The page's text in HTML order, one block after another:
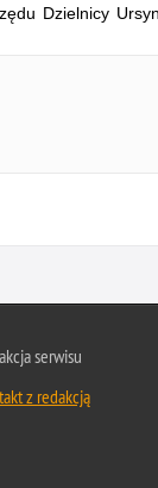
Dzielnicy
serwisu
z redakcją